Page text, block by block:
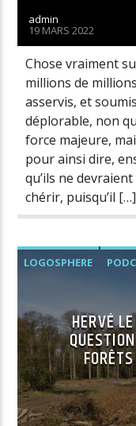
admin
19 MARS 2022
Chose vraiment
millions de
asservis, et
déplorable, non
force majeure,
pour ainsi dire,
qu’ils ne
chérir, puisqu’il […]
LOGOSPHERE
HERVÉ